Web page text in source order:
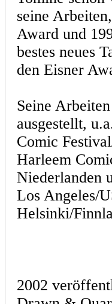
seine
Award und
bestes neues
den Eisner
Seine
ausgestellt,
Comic
Harleem
Niederlanden
Los Angeles/
Helsinki/
2002